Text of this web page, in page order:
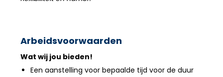
Arbeidsvoorwaarden
Wat wij jou bieden!
Een aanstelling voor bepaalde tijd voor de duur